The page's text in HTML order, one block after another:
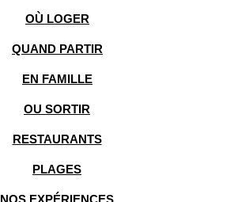
OÙ LOGER
QUAND PARTIR
EN FAMILLE
OU SORTIR
RESTAURANTS
PLAGES
NOS EXPÉRIENCES